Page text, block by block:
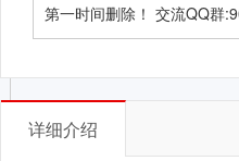
第一时间删除！ 交流QQ群
详细介绍